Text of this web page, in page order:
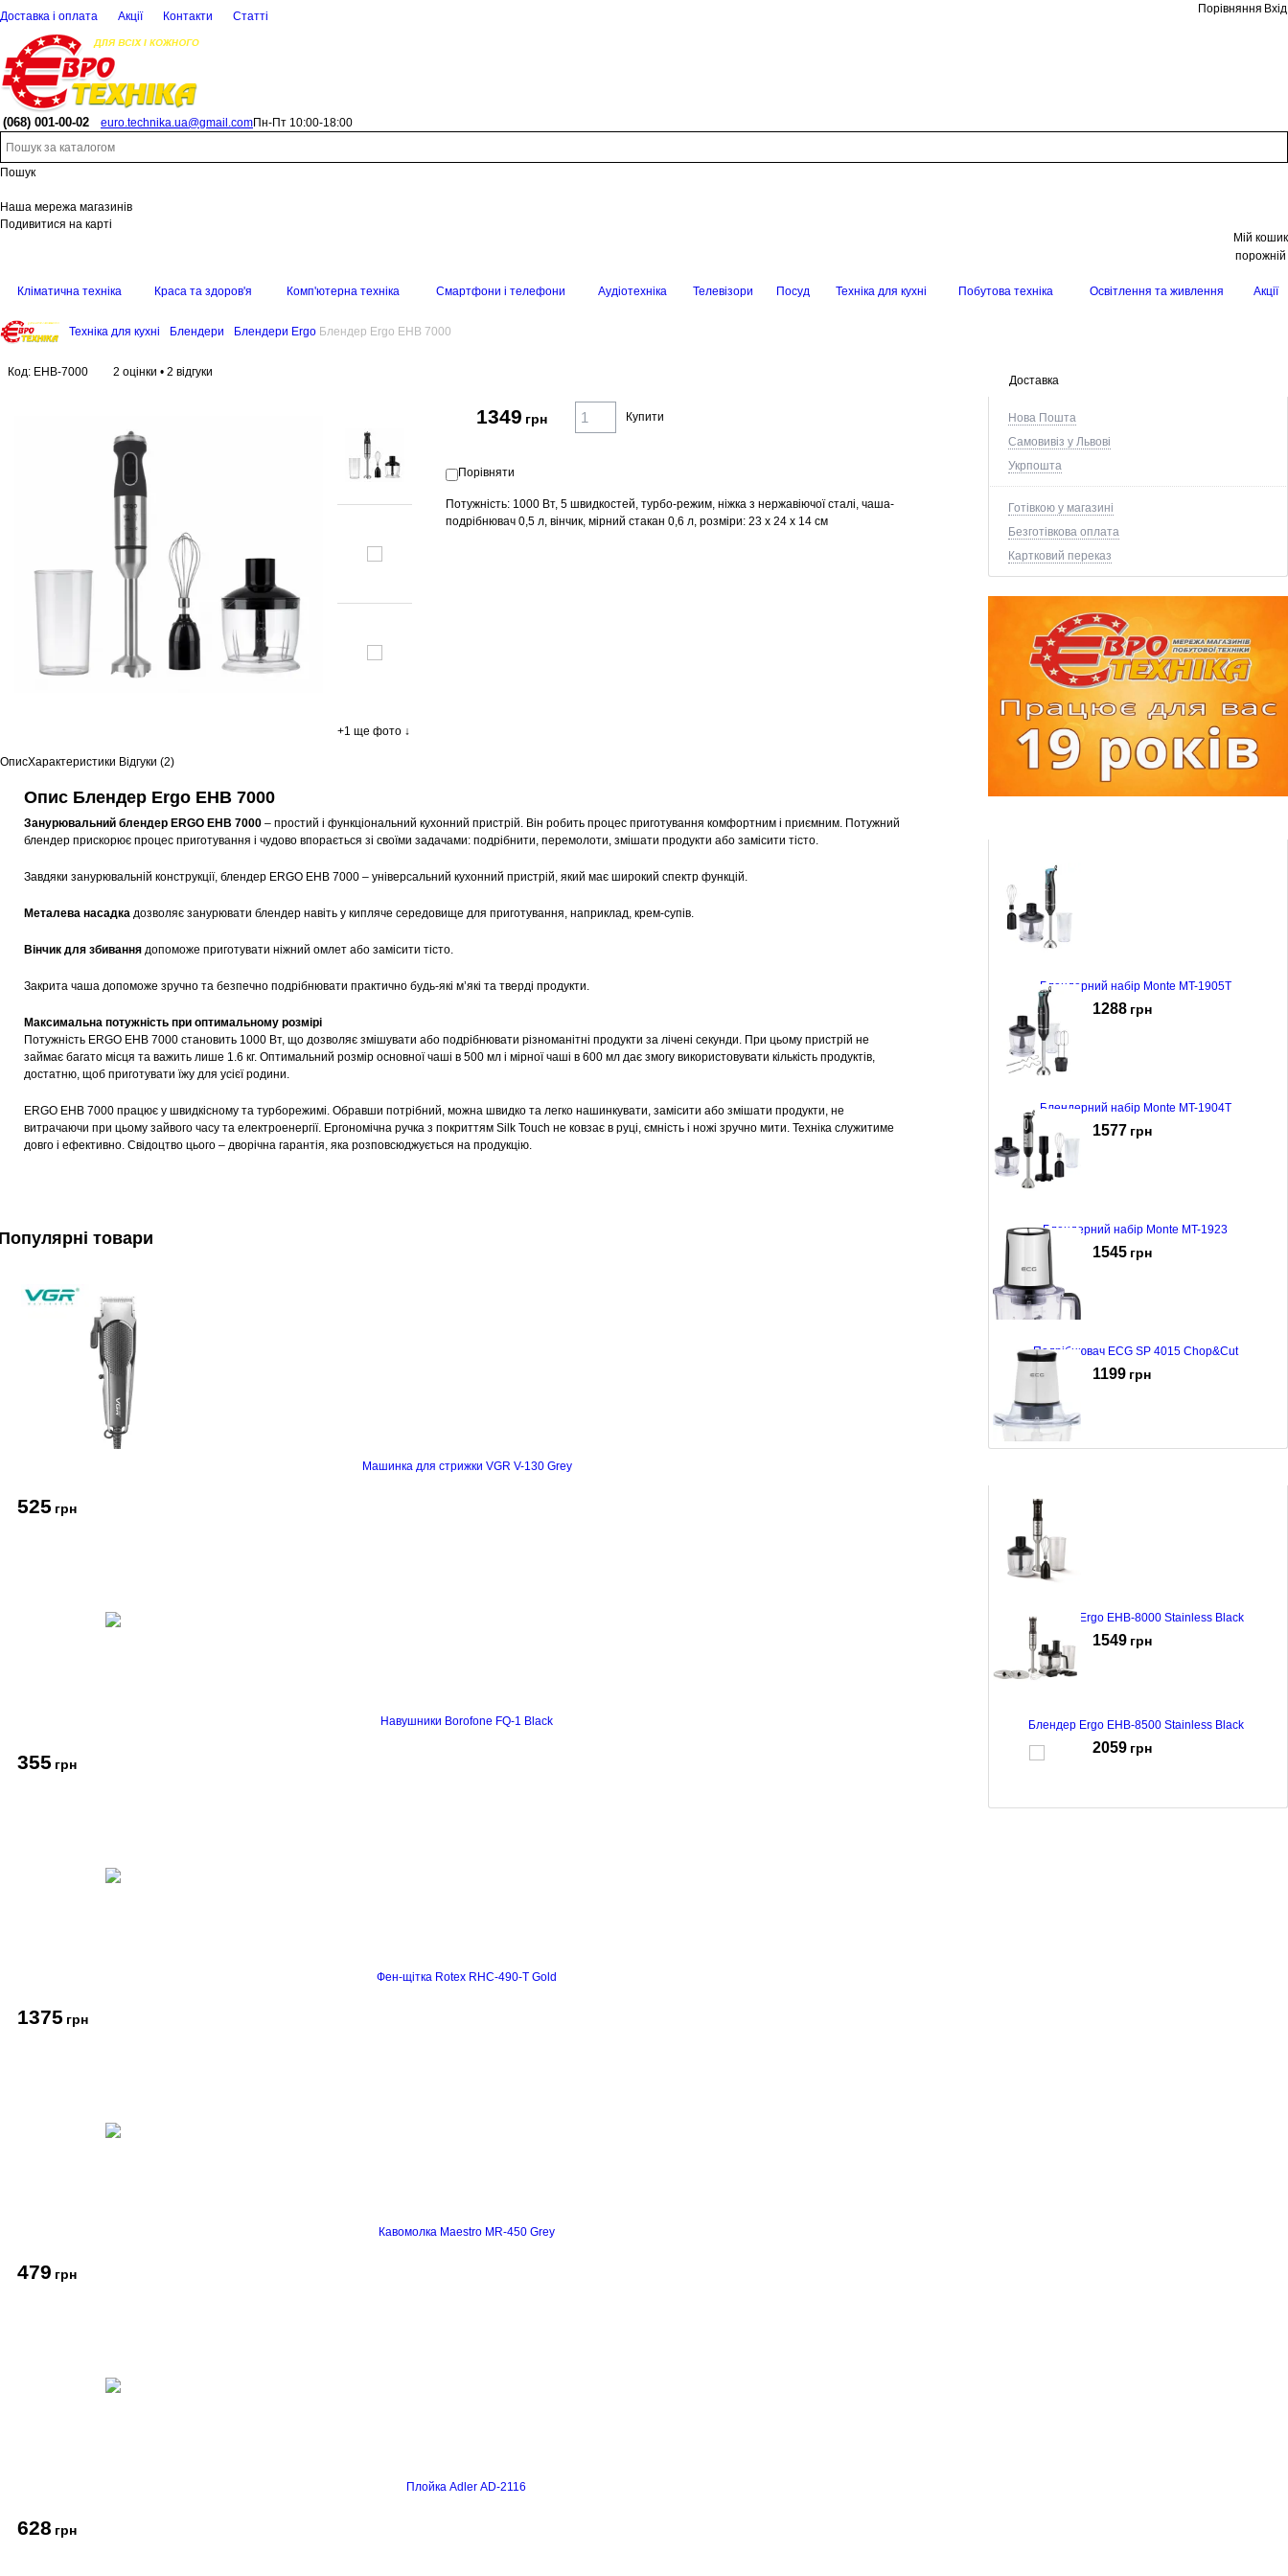
Доставка і оплата Акції Контакти Статті
Порівняння Вхід
(068) 001-00-02 euro.technika.ua@gmail.comПн-Пт 10:00-18:00
Пошук
Наша мережа магазинів
Подивитися на карті
Мій кошик
порожній
Кліматична техніка Краса та здоров'я Комп'ютерна техніка Смартфони і телефони Аудіотехніка Телевізори Посуд Техніка для кухні Побутова техніка Освітлення та живлення Акції
Техніка для кухні Блендери Блендери Ergo Блендер Ergo EHB 7000
Доставка
Нова Пошта
Самовивіз у Львові
Укрпошта
Готівкою у магазині
Безготівкова оплата
Картковий переказ
Блендерний набір Monte MT-1905T
1288 грн
Блендерний набір Monte MT-1904T
1577 грн
Блендерний набір Monte MT-1923
1545 грн
Подрібнювач ECG SP 4015 Chop&Cut
1199 грн
Блендер Ergo EHB-8000 Stainless Black
1549 грн
Блендер Ergo EHB-8500 Stainless Black
2059 грн
Код: EHB-7000 2 оцінки • 2 відгуки
+1 ще фото ↓
1349 грн Купити
Порівняти
Потужність: 1000 Вт, 5 швидкостей, турбо-режим, ніжка з нержавіючої сталі, чаша-
подрібнювач 0,5 л, вінчик, мірний стакан 0,6 л, розміри: 23 х 24 х 14 см
ОписХарактеристики Відгуки (2)
Опис Блендер Ergo EHB 7000
Занурювальний блендер ERGO EHB 7000 – простий і функціональний кухонний пристрій. Він робить процес приготування комфортним і приємним. Потужний
блендер прискорює процес приготування і чудово впорається зі своїми задачами: подрібнити, перемолоти, змішати продукти або замісити тісто.
Завдяки занурювальній конструкції, блендер ERGO EHB 7000 – універсальний кухонний пристрій, який має широкий спектр функцій.
Металева насадка дозволяє занурювати блендер навіть у кипляче середовище для приготування, наприклад, крем-супів.
Вінчик для збивання допоможе приготувати ніжний омлет або замісити тісто.
Закрита чаша допоможе зручно та безпечно подрібнювати практично будь-які м’які та тверді продукти.
Максимальна потужність при оптимальному розмірі
Потужність ERGO EHB 7000 становить 1000 Вт, що дозволяє змішувати або подрібнювати різноманітні продукти за лічені секунди. При цьому пристрій не
займає багато місця та важить лише 1.6 кг. Оптимальний розмір основної чаші в 500 мл і мірної чаші в 600 мл дає змогу використовувати кількість продуктів,
достатню, щоб приготувати їжу для усієї родини.
ERGO EHB 7000 працює у швидкісному та турборежимі. Обравши потрібний, можна швидко та легко нашинкувати, замісити або змішати продукти, не
витрачаючи при цьому зайвого часу та електроенергії. Ергономічна ручка з покриттям Silk Touch не ковзає в руці, ємність і ножі зручно мити. Техніка служитиме
довго і ефективно. Свідоцтво цього – дворічна гарантія, яка розповсюджується на продукцію.
товари
Машинка для стрижки VGR V-130 Grey
525 грн
Навушники Borofone FQ-1 Black
355 грн
Фен-щітка Rotex RHC-490-T Gold
1375 грн
Кавомолка Maestro MR-450 Grey
479 грн
Плойка Adler AD-2116
628 грн